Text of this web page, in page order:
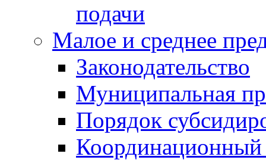
подачи
Малое и среднее
Законодательство
Муниципальная
Порядок
Координационный